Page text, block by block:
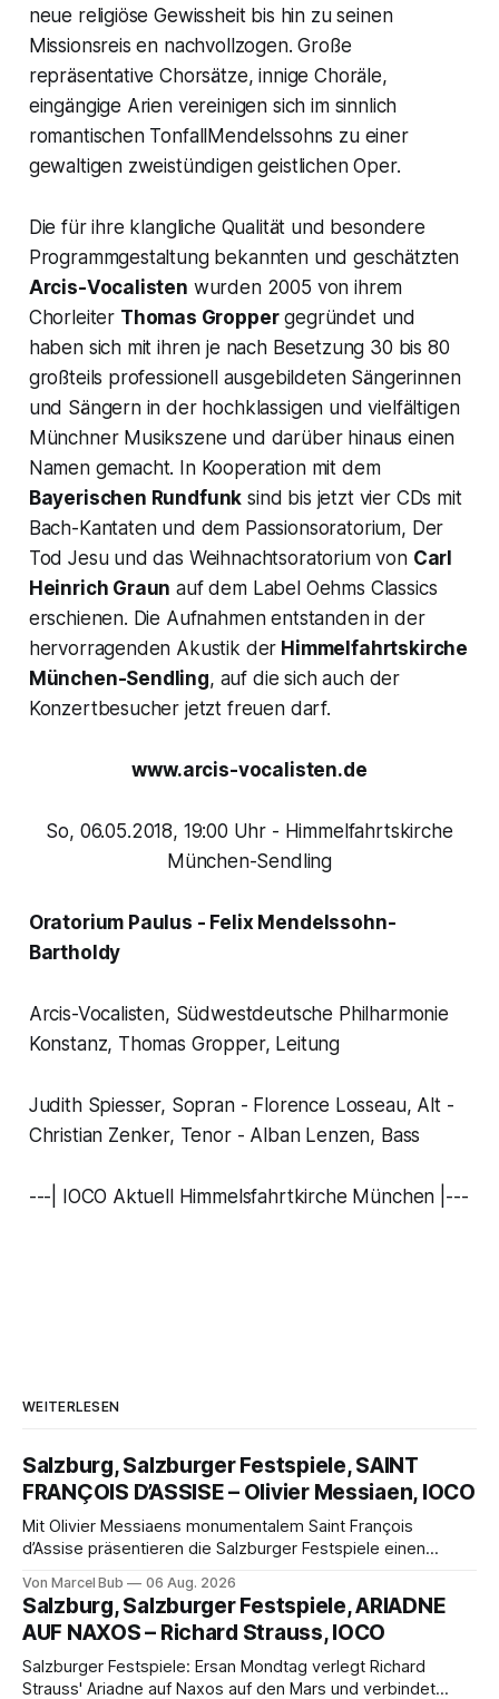
neue religiöse Gewissheit bis hin zu seinen
Missionsreis en nachvollzogen. Große
repräsentative Chorsätze, innige Choräle,
eingängige Arien vereinigen sich im sinnlich
romantischen TonfallMendelssohns zu einer
gewaltigen zweistündigen geistlichen Oper.
Die für ihre klangliche Qualität und besondere
Programmgestaltung bekannten und geschätzten
Arcis-Vocalisten wurden 2005 von ihrem
Chorleiter Thomas Groppergegründet und
haben sich mit ihren je nach Besetzung 30 bis 80
großteils professionell ausgebildeten Sängerinnen
und Sängern in der hochklassigen und vielfältigen
Münchner Musikszene und darüber hinaus einen
Namen gemacht. In Kooperation mit dem
Bayerischen Rundfunk sind bis jetzt vier CDs mit
Bach-Kantaten und dem Passionsoratorium, Der
Tod Jesu und das Weihnachtsoratorium von Carl
Heinrich Graun auf dem Label Oehms Classics
erschienen. Die Aufnahmen entstanden in der
hervorragenden Akustik der Himmelfahrtskirche
München-Sendling, auf die sich auch der
Konzertbesucher jetzt freuen darf.
www.arcis-vocalisten.de
So, 06.05.2018, 19:00 Uhr - Himmelfahrtskirche
München-Sendling
Oratorium Paulus - Felix Mendelssohn-
Bartholdy
Arcis-Vocalisten, Südwestdeutsche Philharmonie
Konstanz, Thomas Gropper, Leitung
Judith Spiesser, Sopran - Florence Losseau, Alt -
Christian Zenker, Tenor - Alban Lenzen, Bass
---| IOCO Aktuell Himmelsfahrtkirche München |---
WEITERLESEN
Salzburg, Salzburger Festspiele, SAINT
FRANÇOIS D’ASSISE – Olivier Messiaen, IOCO
Mit Olivier Messiaens monumentalem Saint François
d’Assise präsentieren die Salzburger Festspiele einen
eine bildgewaltige Inszenierung, Maxime Pascal entfaltet
die komplexe Partitur eindrucksvoll, Philippe Sly berührt als
Franziskus.
Von Marcel Bub 06 Aug. 2026
Salzburg, Salzburger Festspiele, ARIADNE
AUF NAXOS – Richard Strauss, IOCO
Salzburger Festspiele: Ersan Mondtag verlegt Richard
Strauss' Ariadne auf Naxos auf den Mars und verbindet